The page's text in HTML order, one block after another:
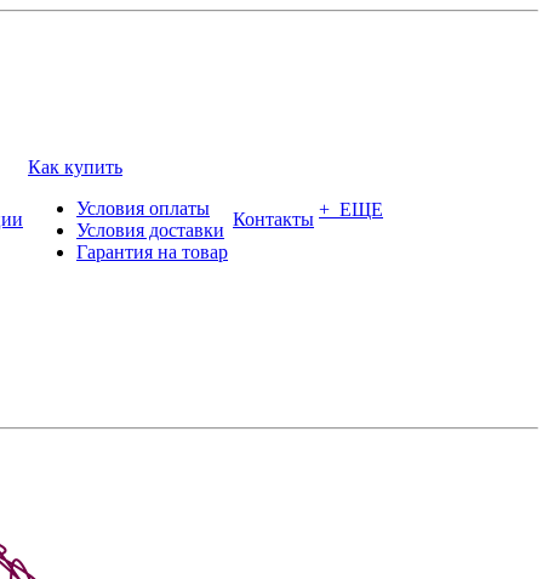
Как купить
Условия оплаты
Условия доставки
Гарантия на товар
Контакты + ЕЩЕ